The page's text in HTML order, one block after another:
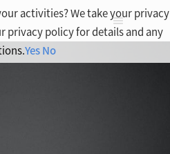
activities? We take your privacy
privacy policy for details and any
Yes No